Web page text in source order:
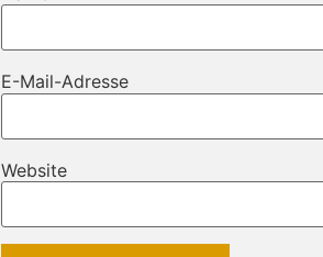
E-Mail-Adresse
Website